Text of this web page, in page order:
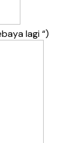
lagi “)